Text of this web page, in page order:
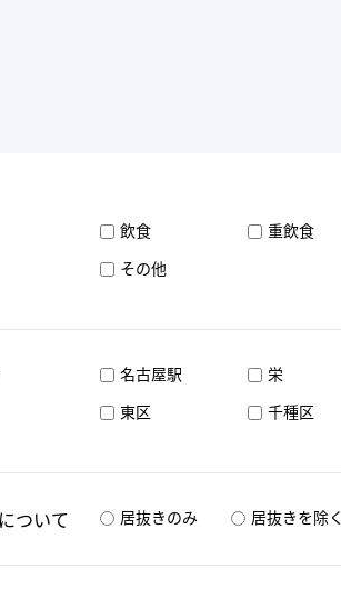
飲食 重飲食
その他
名古屋駅 栄
東区
千種区
ついて 居抜きのみ 居抜きを除く